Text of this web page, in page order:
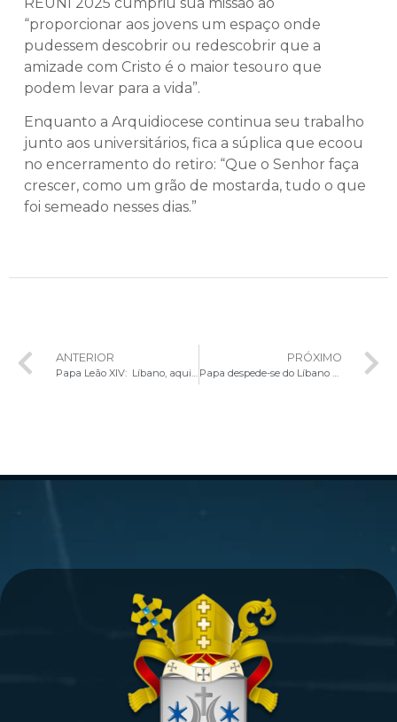
“proporcionar aos jovens um espaço onde
pudessem descobrir ou redescobrir que a
amizade com Cristo é o maior tesouro que
podem levar para a vida”.
Enquanto a Arquidiocese continua seu trabalho
junto aos universitários, fica a súplica que ecoou
no encerramento do retiro: “Que o Senhor faça
crescer, como um grão de mostarda, tudo o que
foi semeado nesses dias.”
ANTERIOR PRÓXIMO